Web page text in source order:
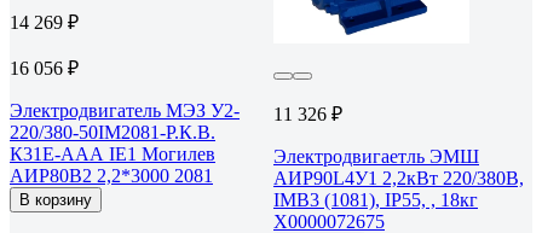
14 269 ₽
16 056 ₽
Электродвигатель МЭЗ У2-
220/380-50IM2081-Р.К.В.
К31Е-ААА IE1 Могилев
АИР80В2 2,2*3000 2081
В корзину
11 326 ₽
Электродвигаетль ЭМШ
АИР90L4У1 2,2кВт 220/380В,
IMB3 (1081), IP55, , 18кг
Х0000072675